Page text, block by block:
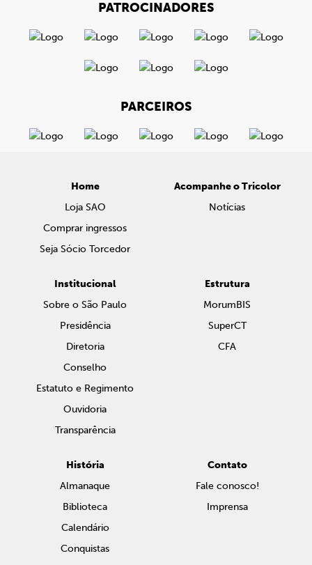
PATROCINADORES
PARCEIROS
Home
Loja SAO
Comprar ingressos
Seja Sócio Torcedor
Acompanhe o Tricolor
Notícias
Institucional
Sobre o São Paulo
Presidência
Diretoria
Conselho
Estatuto e Regimento
Ouvidoria
Transparência
Estrutura
MorumBIS
SuperCT
CFA
História
Almanaque
Biblioteca
Calendário
Conquistas
Contato
Fale conosco!
Imprensa